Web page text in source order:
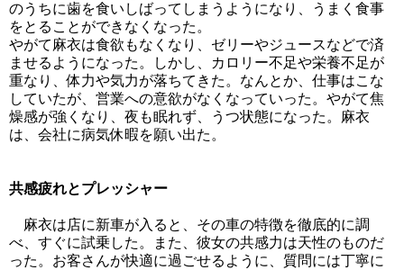
のうちに歯を食いしばってしまうようになり、うまく食事
をとることができなくなった。
やがて麻衣は食欲もなくなり、ゼリーやジュースなどで済
ませるようになった。しかし、カロリー不足や栄養不足が
重なり、体力や気力が落ちてきた。なんとか、仕事はこな
していたが、営業への意欲がなくなっていった。やがて焦
燥感が強くなり、夜も眠れず、うつ状態になった。麻衣
は、会社に病気休暇を願い出た。
共感疲れとプレッシャー
麻衣は店に新車が入ると、その車の特徴を徹底的に調
べ、すぐに試乗した。また、彼女の共感力は天性のものだ
った。お客さんが快適に過ごせるように、質問には丁寧に